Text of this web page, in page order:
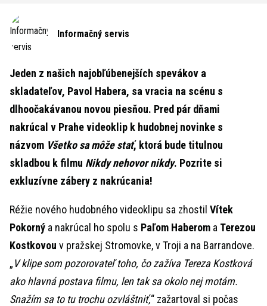
Informačný servis
Jeden z našich najobľúbenejších spevákov a
skladateľov, Pavol Habera, sa vracia na scénu s
dlhoočakávanou novou piesňou. Pred pár dňami
nakrúcal v Prahe videoklip k hudobnej novinke s
názvom Všetko sa môže stať, ktorá bude titulnou
skladbou k filmu Nikdy nehovor nikdy. Pozrite si
exkluzívne zábery z nakrúcania!
Réžie nového hudobného videoklipu sa zhostil Vítek
Pokorný a nakrúcal ho spolu s Paľom Haberom a Terezou
Kostkovou v pražskej Stromovke, v Troji a na Barrandove.
„V klipe som pozorovateľ toho, čo zažíva Tereza Kostková
ako hlavná postava filmu, len tak sa okolo nej motám.
Snažím sa to tu trochu ozvláštniť,“ zažartoval si počas